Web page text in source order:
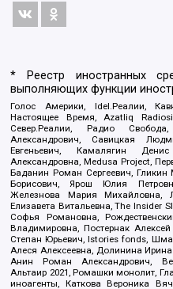
* Реестр иностранных
выполняющих функции
Голос Америки, Idel.Реалии,
Настоящее Время, Azatliq
Север.Реалии, Радио
Александрович, Савицкая
Евгеньевич, Камалягин
Александровна, Medusa Project,
Баданин Роман Сергеевич,
Борисович, Ярош Юлия
Железнова Мария Михайловна,
Елизавета Витальевна, The Insider
Софья Романовна,
Владимировна, Постернак
Степан Юрьевич, Istories fonds,
Алеся Алексеевна, Долинина
Анин Роман Александрович,
Альтаир 2021, Ромашки монолит,
иноагенты, Каткова Вероника